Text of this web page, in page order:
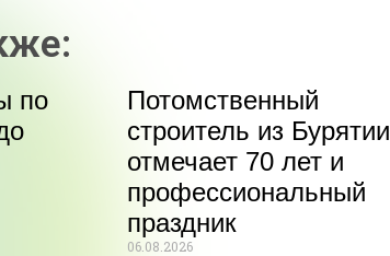
по
Потомственный
строитель из Бурятии
отмечает 70 лет и
профессиональный
праздник
06.08.2026